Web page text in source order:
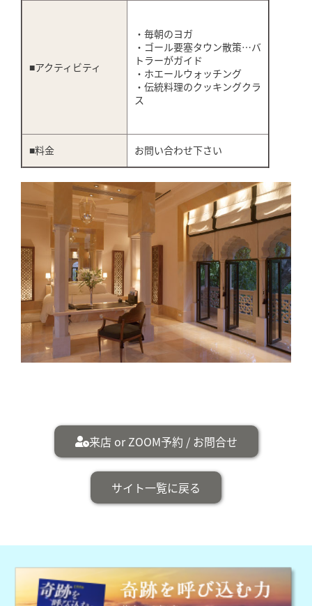
■アクティビティ
・毎朝のヨガ
・ゴール要塞タウン散策…バ
トラーがガイド
・ホエールウォッチング
・伝統料理のクッキングクラ
ス
■料金 お問い合わせ下さい
来店 or ZOOM予約 / お問合せ
サイト一覧に戻る